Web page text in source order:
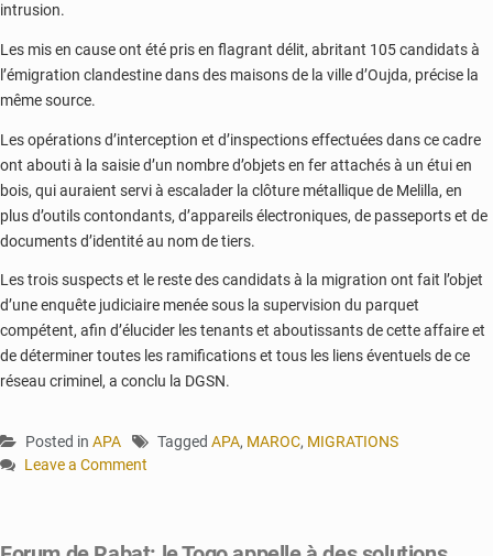
intrusion.
Les mis en cause ont été pris en flagrant délit, abritant 105 candidats à
l’émigration clandestine dans des maisons de la ville d’Oujda, précise la
même source.
Les opérations d’interception et d’inspections effectuées dans ce cadre
ont abouti à la saisie d’un nombre d’objets en fer attachés à un étui en
bois, qui auraient servi à escalader la clôture métallique de Melilla, en
plus d’outils contondants, d’appareils électroniques, de passeports et de
documents d’identité au nom de tiers.
Les trois suspects et le reste des candidats à la migration ont fait l’objet
d’une enquête judiciaire menée sous la supervision du parquet
compétent, afin d’élucider les tenants et aboutissants de cette affaire et
de déterminer toutes les ramifications et tous les liens éventuels de ce
réseau criminel, a conclu la DGSN.
Posted in APA Tagged APA, MAROC, MIGRATIONS
Leave a Comment